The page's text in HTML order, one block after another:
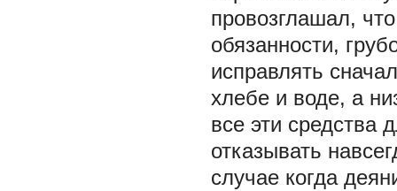
провозглашал,
обязанности,
исправлять
хлебе и воде, а
все эти средства
отказывать
случае когда